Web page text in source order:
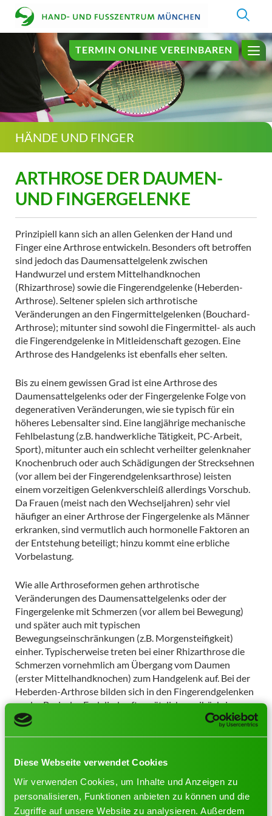
Diese Webseite verwendet Cookies
Wir verwenden Cookies, um Inhalte und Anzeigen zu
personalisieren, Funktionen anbieten zu können und die
Zugriffe auf unsere Website zu analysieren. Außerdem
TERMIN ONLINE VEREINBAREN
HÄNDE UND FINGER
ARTHROSE DER DAUMEN-
UND FINGERGELENKE
Prinzipiell kann sich an allen Gelenken der Hand und
Finger eine Arthrose entwickeln. Besonders oft betroffen
sind jedoch das Daumensattelgelenk zwischen
Handwurzel und erstem Mittelhandknochen
(Rhizarthrose) sowie die Fingerendgelenke (Heberden-
Arthrose). Seltener spielen sich arthrotische
Veränderungen an den Fingermittelgelenken (Bouchard-
Arthrose); mitunter sind sowohl die Fingermittel- als auch
die Fingerendgelenke in Mitleidenschaft gezogen. Eine
Arthrose des Handgelenks ist ebenfalls eher selten.
Bis zu einem gewissen Grad ist eine Arthrose des
Daumensattelgelenks oder der Fingergelenke Folge von
degenerativen Veränderungen, wie sie typisch für ein
höheres Lebensalter sind. Eine langjährige mechanische
Fehlbelastung (z.B. handwerkliche Tätigkeit, PC-Arbeit,
Sport), mitunter auch ein schlecht verheilter gelenknaher
Knochenbruch oder auch Schädigungen der Strecksehnen
(vor allem bei der Fingerendgelenksarthrose) leisten
einem vorzeitigen Gelenkverschleiß allerdings Vorschub.
Da Frauen (meist nach den Wechseljahren) sehr viel
häufiger an einer Arthrose der Fingergelenke als Männer
erkranken, sind vermutlich auch hormonelle Faktoren an
der Entstehung beteiligt; hinzu kommt eine erbliche
Vorbelastung.
Wie alle Arthroseformen gehen arthrotische
Veränderungen des Daumensattelgelenks oder der
Fingergelenke mit Schmerzen (vor allem bei Bewegung)
und später auch mit typischen
Bewegungseinschränkungen (z.B. Morgensteifigkeit)
einher. Typischerweise treten bei einer Rhizarthrose die
Schmerzen vornehmlich am Übergang vom Daumen
(erster Mittelhandknochen) zum Handgelenk auf. Bei der
Heberden-Arthrose bilden sich in den Fingerendgelenken
an der Basis des Endglieds oft zusätzlich zweihöckrige
Vorwölbungen (Heberden-Knötchen) aus.
Verdickungen der betroffenen Mittelgelenke.
Wie wird behandelt?